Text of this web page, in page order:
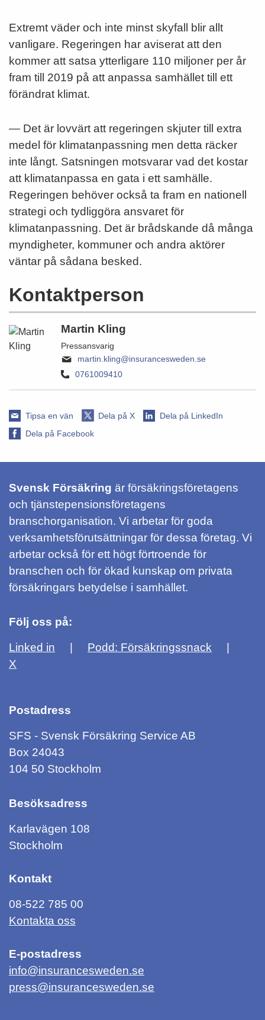
Extremt väder och inte minst skyfall blir allt
vanligare. Regeringen har aviserat att den
kommer att satsa ytterligare 110 miljoner per år
fram till 2019 på att anpassa samhället till ett
förändrat klimat.
— Det är lovvärt att regeringen skjuter till extra
medel för klimatanpassning men detta räcker
inte långt. Satsningen motsvarar vad det kostar
att klimatanpassa en gata i ett samhälle.
Regeringen behöver också ta fram en nationell
strategi och tydliggöra ansvaret för
klimatanpassning. Det är brådskande då många
myndigheter, kommuner och andra aktörer
väntar på sådana besked.
Kontaktperson
Martin Kling
Pressansvarig
martin.kling@insurancesweden.se
0761009410
Tipsa en vän Dela på X
Dela på LinkedIn
Dela på Facebook
Svensk Försäkring är försäkringsföretagens
och tjänstepensionsföretagens
branschorganisation. Vi arbetar för goda
verksamhetsförutsättningar för dessa företag. Vi
arbetar också för ett högt förtroende för
branschen och för ökad kunskap om privata
försäkringars betydelse i samhället.
Följ oss på:
Linked in
Podd: Försäkringssnack
X
Postadress
SFS - Svensk Försäkring Service AB
Box 24043
104 50 Stockholm
Besöksadress
Karlavägen 108
Stockholm
Kontakt
08-522 785 00
Kontakta oss
E-postadress
info@insurancesweden.se
press@insurancesweden.se